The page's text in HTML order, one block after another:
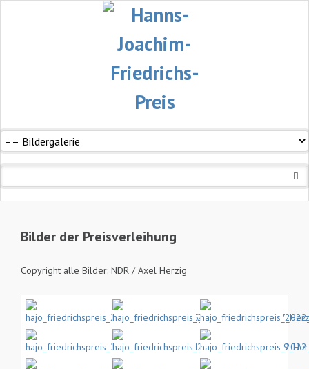
überspringen
Bilder der Preisverleihung
Copyright alle Bilder: NDR / Axel Herzig